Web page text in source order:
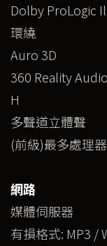
Dolby ProLogic
環繞
Auro 3D
360 Reality
H
多聲道立體聲
(前級)最多處理
網路
媒體伺服器
有損格式: MP3 /